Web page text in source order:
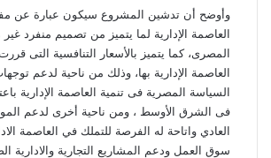
وأوضح أن تدشين المشروع سيكون عبارة عن
العاصمة الإدارية لما يتميز من تصميم منفرد
المصرى، كما يتميز بالأسعار التنافسية التى
العاصمة الإدارية بها، وذلك من ناحية لدعم
السياسة المصرية فى تنمية العاصمة الإدارية
فى الشرق الأوسط ، ومن ناحية أخرى لدعم
العادي واتاحة له الفرصة للتملك في العاصمة
سوق العمل ودعم المشاريع التجارية والادارية